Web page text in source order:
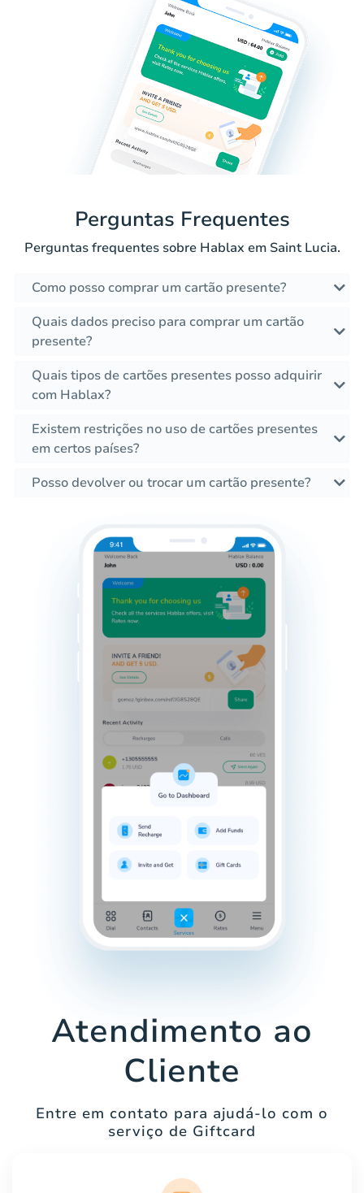
Perguntas Frequentes
Perguntas frequentes sobre Hablax em Saint Lucia.
Como posso comprar um cartão presente?
Quais dados preciso para comprar um cartão
presente?
Quais tipos de cartões presentes posso adquirir
com Hablax?
Existem restrições no uso de cartões presentes
em certos países?
Posso devolver ou trocar um cartão presente?
Atendimento ao
Cliente
Entre em contato para ajudá-lo com o
serviço de Giftcard